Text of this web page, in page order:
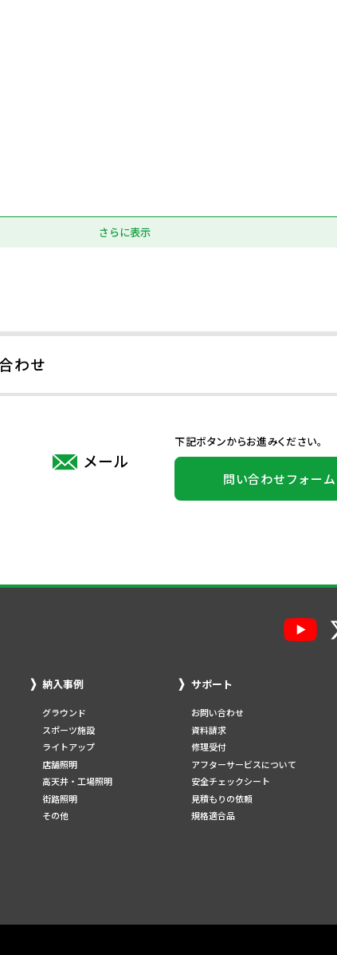
さらに表示
わせ
メール
下記ボタンからお進みください。
問い合わせフォーム
納入事例
グラウンド
スポーツ施設
ライトアップ
店舗照明
高天井・工場照明
街路照明
その他
サポート
お問い合わせ
資料請求
修理受付
アフターサービスについて
安全チェックシート
見積もりの依頼
規格適合品